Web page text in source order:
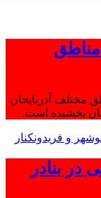
مختلف آذربایجان
بخشیده است.
در بنادر